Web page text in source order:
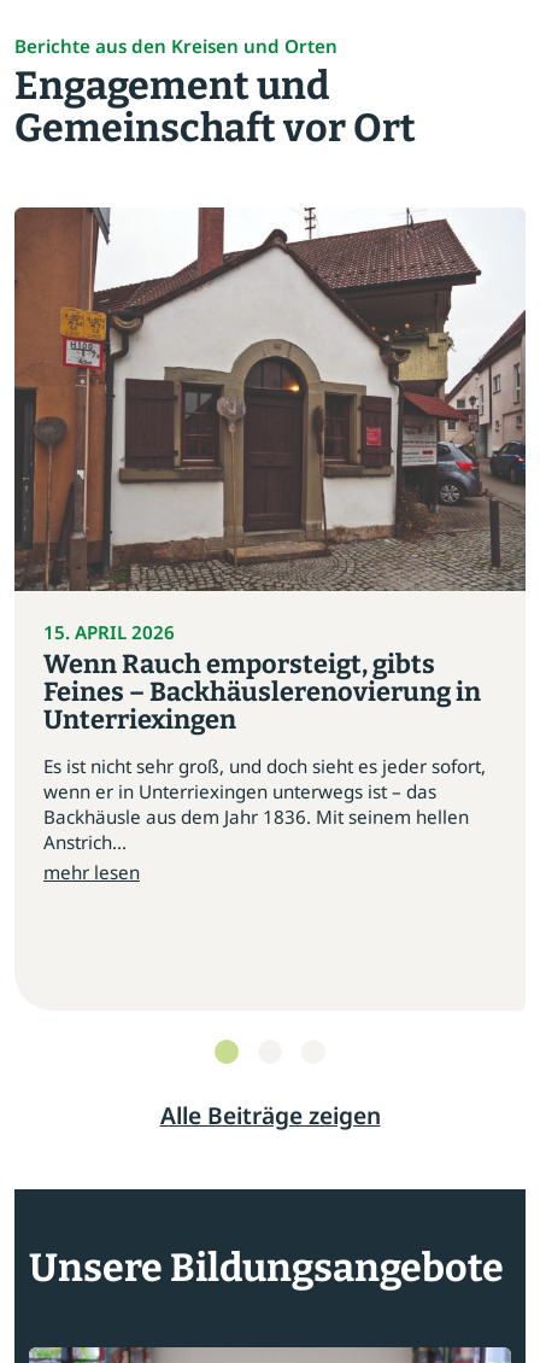
Berichte aus den Kreisen und Orten
Engagement und
Gemeinschaft vor Ort
15. APRIL 2026
Wenn Rauch emporsteigt, gibts
Feines – Backhäuslerenovierung in
Unterriexingen
Es ist nicht sehr groß, und doch sieht es jeder sofort,
wenn er in Unterriexingen unterwegs ist – das
Backhäusle aus dem Jahr 1836. Mit seinem hellen
Anstrich...
mehr lesen
Alle Beiträge zeigen
Unsere Bildungsangebote